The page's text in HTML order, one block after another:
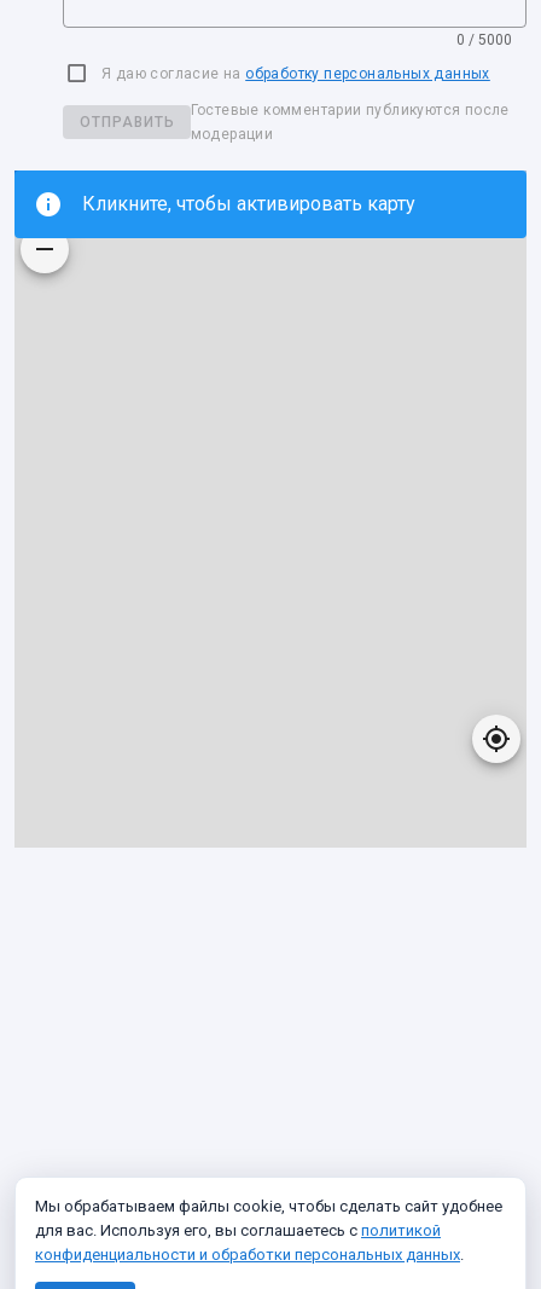
0 / 5000
Я даю согласие на обработку персональных данных
ОТПРАВИТЬ
Гостевые комментарии публикуются после
модерации
Кликните, чтобы активировать карту
Мы обрабатываем файлы cookie, чтобы сделать сайт удобнее
для вас. Используя его, вы соглашаетесь с политикой
конфиденциальности и обработки персональных данных.